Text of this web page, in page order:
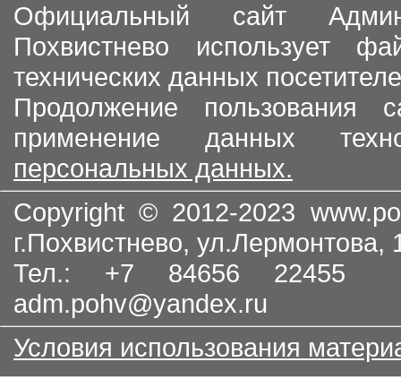
Официальный сайт
Похвистнево использует
технических данных
Продолжение пользования
применение данных
персональных данных.
Copyright © 2012-2023
г.Похвистнево, ул.Лермонтова,
Тел.: +7 84656
adm.pohv@yandex.ru
Условия использования